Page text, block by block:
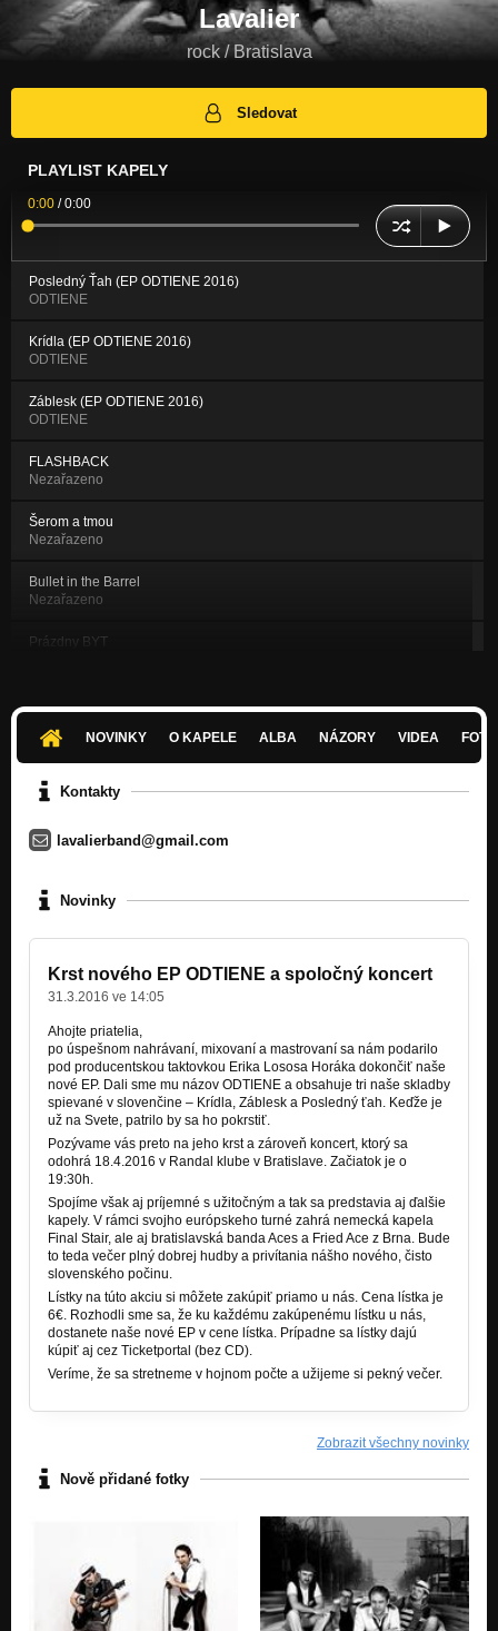
Lavalier
rock / Bratislava
Sledovat
PLAYLIST KAPELY
0:00 /0:00
Posledný Ťah (EP ODTIENE 2016)
ODTIENE
Krídla (EP ODTIENE 2016)
ODTIENE
Záblesk (EP ODTIENE 2016)
ODTIENE
FLASHBACK
Nezařazeno
Šerom a tmou
Nezařazeno
Bullet in the Barrel
Nezařazeno
Prázdny BYT
Čím skôr
INTROSPEKTÍVA
INTROSPEKTÍVA
INTROSPEKTÍVA
Love Gambler
NOVINKY O KAPELE ALBA NÁZORY VIDEA
Kontakty
lavalierband@gmail.com
Novinky
Krst nového EP ODTIENE a spoločný koncert
31.3.2016 ve 14:05
Ahojte priatelia,
po úspešnom nahrávaní, mixovaní a mastrovaní sa nám podarilo
pod producentskou taktovkou Erika Lososa Horáka dokončiť naše
nové EP. Dali sme mu názov ODTIENE a obsahuje tri naše skladby
spievané v slovenčine – Krídla, Záblesk a Posledný ťah. Keďže je
už na Svete, patrilo by sa ho pokrstiť.
Pozývame vás preto na jeho krst a zároveň koncert, ktorý sa
odohrá 18.4.2016 v Randal klube v Bratislave. Začiatok je o
19:30h.
Spojíme však aj príjemné s užitočným a tak sa predstavia aj ďalšie
kapely. V rámci svojho európskeho turné zahrá nemecká kapela
Final Stair, ale aj bratislavská banda Aces a Fried Ace z Brna. Bude
to teda večer plný dobrej hudby a privítania nášho nového, čisto
slovenského počinu.
Lístky na túto akciu si môžete zakúpiť priamo u nás. Cena lístka je
6€. Rozhodli sme sa, že ku každému zakúpenému lístku u nás,
dostanete naše nové EP v cene lístka. Prípadne sa lístky dajú
kúpiť aj cez Ticketportal (bez CD).
Veríme, že sa stretneme v hojnom počte a užijeme si pekný večer.
Zobrazit všechny novinky
Nově přidané fotky